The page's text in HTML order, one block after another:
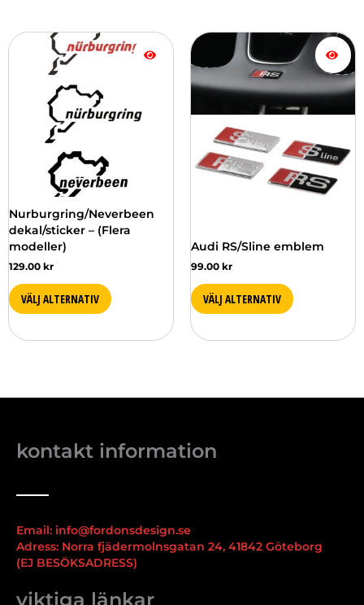
Nurburgring/Neverbeen
dekal/sticker – (Flera
modeller)
129.00 kr
VÄLJ ALTERNATIV
Den
produkten
varianter.
alternativen
på
produktsidan
Audi RS/Sline emblem
99.00 kr
VÄLJ ALTERNATIV
Den
här
produkten
har
olika
alternativen
kontakt information
Email: info@fordonsdesign.se
Adress: Norra fjädermolnsgatan 24, 41842 Göteborg
(EJ BESÖKSADRESS)
viktiga länkar